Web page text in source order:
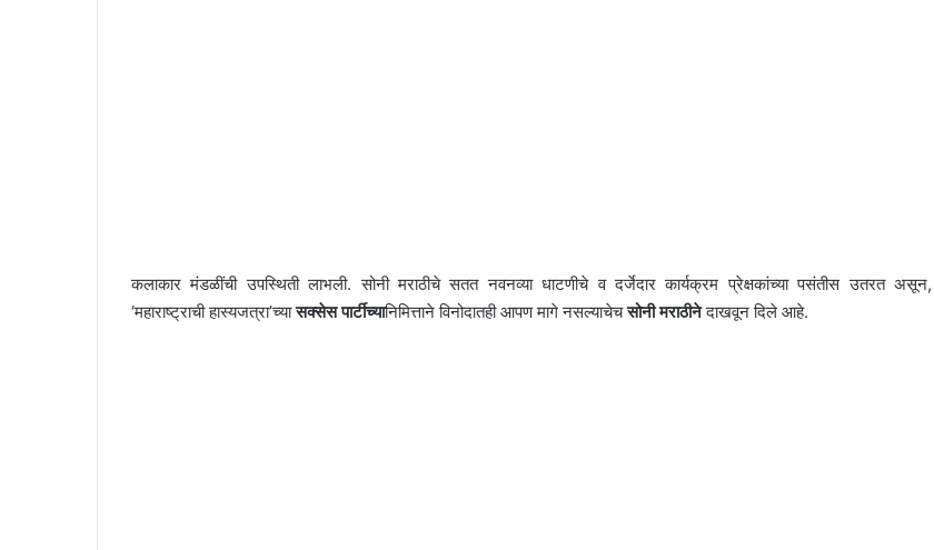
कलाकार मंडळींची उपस्थिती लाभली. सोनी मराठीचे सतत नवनव्या धाटणीचे व दर्जेदार कार्यक्रम प्रेक्षकांच्या पसंतीस उतरत असून,
‘महाराष्ट्राची हास्यजत्रा’च्यासक्सेस पार्टीच्यानिमित्ताने विनोदातही आपण मागे नसल्याचेचसोनी मराठीनेदाखवून दिले आहे.